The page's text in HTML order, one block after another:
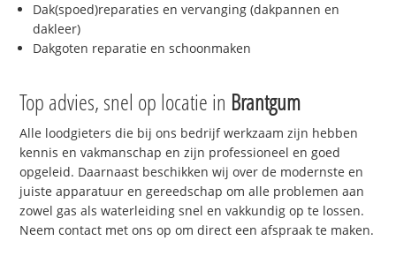
Dak(spoed)reparaties en vervanging (dakpannen en
dakleer)
Dakgoten reparatie en schoonmaken
Top advies, snel op locatie in Brantgum
Alle loodgieters die bij ons bedrijf werkzaam zijn hebben
kennis en vakmanschap en zijn professioneel en goed
opgeleid. Daarnaast beschikken wij over de modernste en
juiste apparatuur en gereedschap om alle problemen aan
zowel gas als waterleiding snel en vakkundig op te lossen.
Neem contact met ons op om direct een afspraak te maken.